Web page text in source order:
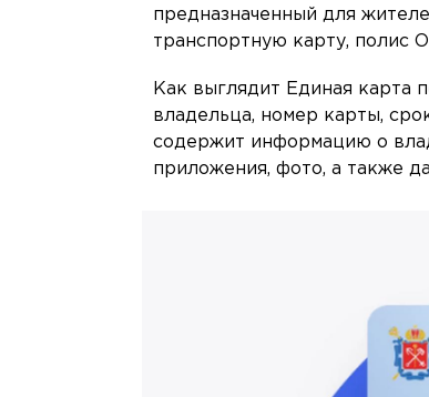
предназначенный для
транспортную карту, полис
Как выглядит Единая карта
владельца, номер карты,
содержит информацию о
приложения, фото, а также